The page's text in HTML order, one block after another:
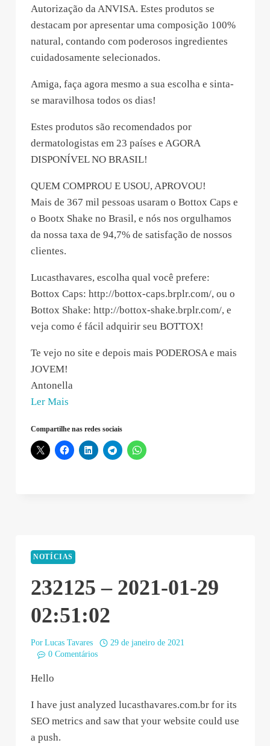
Autorização da ANVISA. Estes produtos se
destacam por apresentar uma composição 100%
natural, contando com poderosos ingredientes
cuidadosamente selecionados.
Amiga, faça agora mesmo a sua escolha e sinta-
se maravilhosa todos os dias!
Estes produtos são recomendados por
dermatologistas em 23 países e AGORA
DISPONÍVEL NO BRASIL!
QUEM COMPROU E USOU, APROVOU!
Mais de 367 mil pessoas usaram o Bottox Caps e
o Bootx Shake no Brasil, e nós nos orgulhamos
da nossa taxa de 94,7% de satisfação de nossos
clientes.
Lucasthavares, escolha qual você prefere:
Bottox Caps: http://bottox-caps.brplr.com/, ou o
Bottox Shake: http://bottox-shake.brplr.com/, e
veja como é fácil adquirir seu BOTTOX!
Te vejo no site e depois mais PODEROSA e mais
JOVEM!
Antonella
Ler Mais
Santos
–
Compartilhe nas redes sociais
NOTÍCIAS
232125 – 2021-01-29
02:51:02
Por Lucas Tavares
29 de janeiro de 2021
0 Comentários
Hello
I have just analyzed lucasthavares.com.br for its
SEO metrics and saw that your website could use
a push.